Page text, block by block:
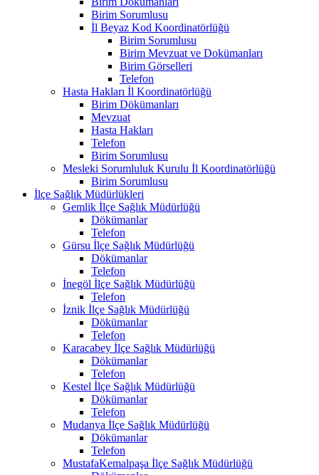
Birim Sorumlusu
İl Beyaz Kod Koordinatörlüğü
Birim Sorumlusu
Birim Mevzuat ve Dokümanları
Birim Görselleri
Telefon
Hasta Hakları İl Koordinatörlüğü
Birim Dökümanları
Mevzuat
Hasta Hakları
Telefon
Birim Sorumlusu
Mesleki Sorumluluk Kurulu İl Koordinatörlüğü
Birim Sorumlusu
İlçe Sağlık Müdürlükleri
Gemlik İlçe Sağlık Müdürlüğü
Dökümanlar
Telefon
Gürsu İlçe Sağlık Müdürlüğü
Dökümanlar
Telefon
İnegöl İlçe Sağlık Müdürlüğü
Telefon
İznik İlçe Sağlık Müdürlüğü
Dökümanlar
Telefon
Karacabey İlçe Sağlık Müdürlüğü
Dökümanlar
Telefon
Kestel İlçe Sağlık Müdürlüğü
Dökümanlar
Telefon
Mudanya İlçe Sağlık Müdürlüğü
Dökümanlar
Telefon
MustafaKemalpaşa İlçe Sağlık Müdürlüğü